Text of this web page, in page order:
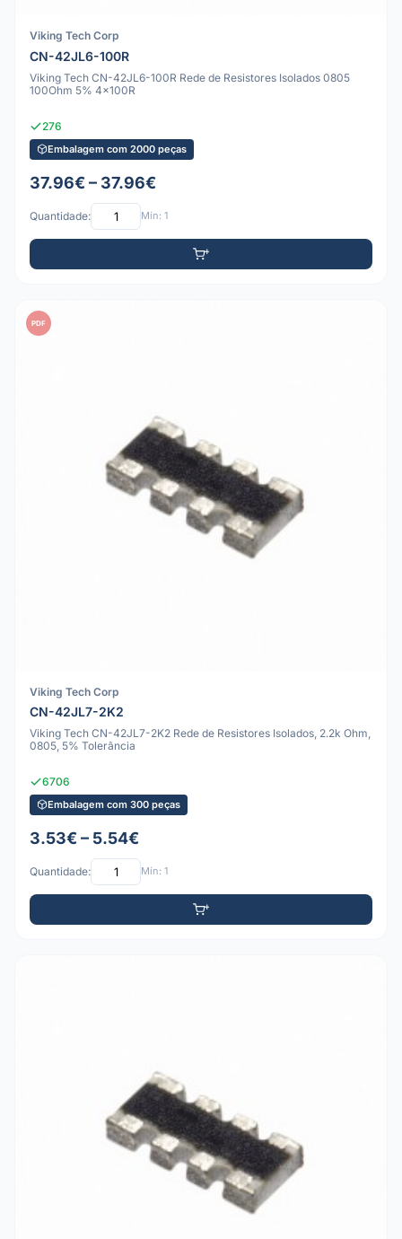
Viking Tech Corp
CN-42JL6-100R
Viking Tech CN-42JL6-100R Rede de Resistores Isolados 0805
100Ohm 5% 4x100R
276
Embalagem com 2000 peças
37.96€ – 37.96€
Quantidade: Mín: 1
PDF
Viking Tech Corp
CN-42JL7-2K2
Viking Tech CN-42JL7-2K2 Rede de Resistores Isolados, 2.2k Ohm,
0805, 5% Tolerância
6706
Embalagem com 300 peças
3.53€ – 5.54€
Quantidade: Mín: 1